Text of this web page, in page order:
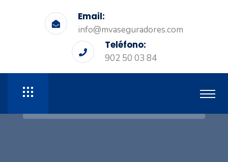
Email:
info@mvaseguradores.com
Teléfono:
902 50 03 84